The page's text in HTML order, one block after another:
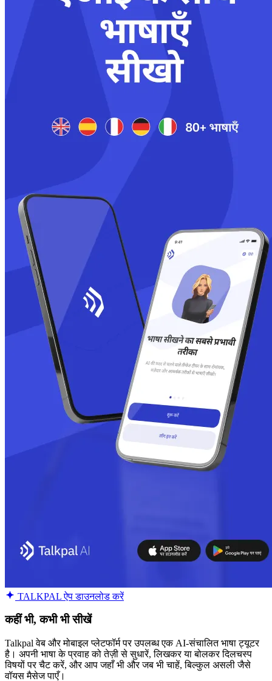
TALKPAL ऐप डाउनलोड करें
कहीं भी, कभी भी सीखें
Talkpal वेब और मोबाइल प्लेटफॉर्म पर उपलब्ध एक AI-संचालित भाषा ट्यूटर
है। अपनी भाषा के प्रवाह को तेज़ी से सुधारें, लिखकर या बोलकर दिलचस्प
विषयों पर चैट करें, और आप जहाँ भी और जब भी चाहें, बिल्कुल असली जैसे
वॉयस मैसेज पाएँ।